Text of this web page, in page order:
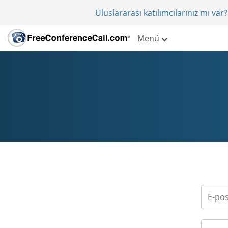
Uluslararası katılımcılarınız mı
Menü